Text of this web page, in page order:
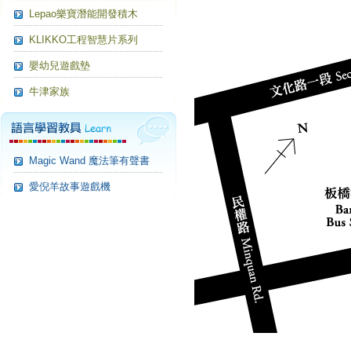
Lepao樂寶潛能開發積木
KLIKKO工程智慧片系列
嬰幼兒遊戲墊
牛津家族
Magic Wand 魔法筆有聲書
愛倪羊故事遊戲機